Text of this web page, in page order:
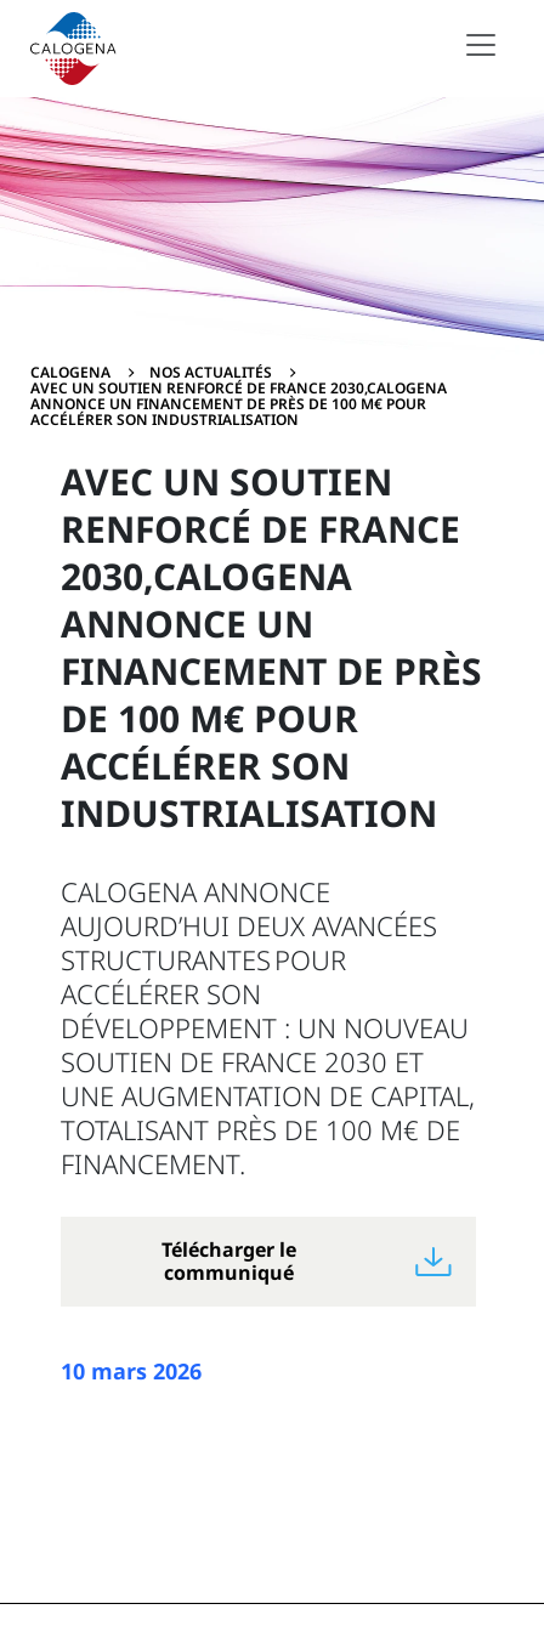
Contenu
Menu
Pied de page
CALOGENA NOS ACTUALITÉS
AVEC UN SOUTIEN RENFORCÉ DE FRANCE 2030,CALOGENA
ANNONCE UN FINANCEMENT DE PRÈS DE 100 M€ POUR
ACCÉLÉRER SON INDUSTRIALISATION
AVEC UN SOUTIEN
RENFORCÉ DE FRANCE
2030,CALOGENA
ANNONCE UN
FINANCEMENT DE PRÈS
DE 100 M€ POUR
ACCÉLÉRER SON
INDUSTRIALISATION
CALOGENA ANNONCE
AUJOURD’HUI DEUX AVANCÉES
STRUCTURANTES POUR
ACCÉLÉRER SON
DÉVELOPPEMENT : UN NOUVEAU
SOUTIEN DE FRANCE 2030 ET
UNE AUGMENTATION DE CAPITAL,
TOTALISANT PRÈS DE 100 M€ DE
FINANCEMENT.
Télécharger le
communiqué
10 mars 2026